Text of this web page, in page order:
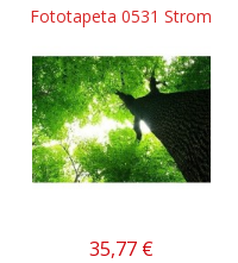
Fototapeta 0531 Strom
35,77 €